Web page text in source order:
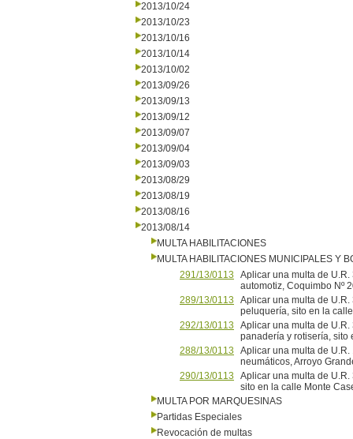
2013/10/24
2013/10/23
2013/10/16
2013/10/14
2013/10/02
2013/09/26
2013/09/13
2013/09/12
2013/09/07
2013/09/04
2013/09/03
2013/08/29
2013/08/19
2013/08/16
2013/08/14
MULTA HABILITACIONES
MULTA HABILITACIONES MUNICIPALES Y
291/13/0113
Aplicar una multa de
automotiz, Coquimbo Nº
289/13/0113
Aplicar una multa de
peluquería, sito en la
292/13/0113
Aplicar una multa de
panadería y rotisería, sito
288/13/0113
Aplicar una multa de U.R.
neumáticos, Arroyo
290/13/0113
Aplicar una multa de
sito en la calle Monte
MULTA POR MARQUESINAS
Partidas Especiales
Revocación de multas